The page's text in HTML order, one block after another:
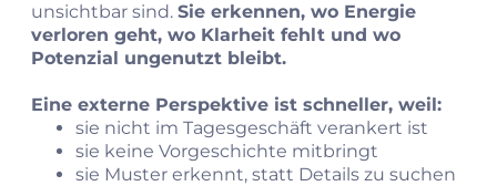
unsichtbar sind. Sie erkennen, wo Energie
verloren geht, wo Klarheit fehlt und wo
Potenzial ungenutzt bleibt.
Eine externe Perspektive ist schneller, weil:
sie nicht im Tagesgeschäft verankert ist
sie keine Vorgeschichte mitbringt
sie Muster erkennt, statt Details zu suchen